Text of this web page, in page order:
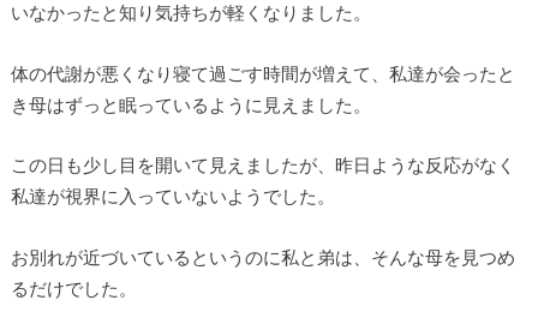
いなかったと知り気持ちが軽くなりました。
体の代謝が悪くなり寝て過ごす時間が増えて、私達が会ったと
き母はずっと眠っているように見えました。
この日も少し目を開いて見えましたが、昨日ような反応がなく
私達が視界に入っていないようでした。
お別れが近づいているというのに私と弟は、そんな母を見つめ
るだけでした。